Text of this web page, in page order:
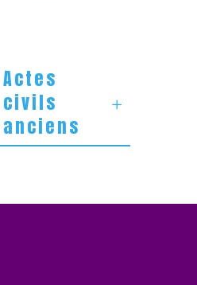
Actes
civils
anciens